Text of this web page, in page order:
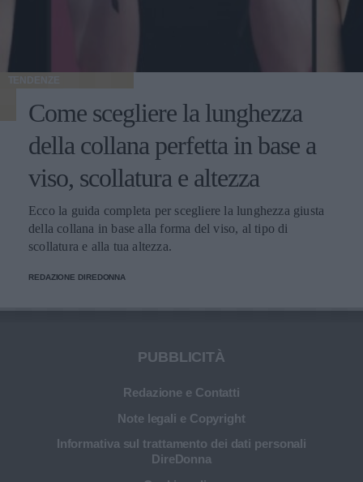
TENDENZE
Come scegliere la lunghezza
della collana perfetta in base a
viso, scollatura e altezza
Ecco la guida completa per scegliere la lunghezza giusta
della collana in base alla forma del viso, al tipo di
scollatura e alla tua altezza.
REDAZIONE DIREDONNA
PUBBLICITÀ
Redazione e Contatti
Note legali e Copyright
Informativa sul trattamento dei dati personali
DireDonna